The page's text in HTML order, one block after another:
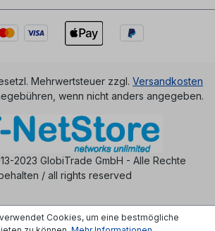
Mehrwertsteuer zzgl. Versandkosten
wenn nicht anders angegeben.
2023 GlobiTrade GmbH - Alle Rechte
/ all rights reserved
Cookies, um eine bestmögliche